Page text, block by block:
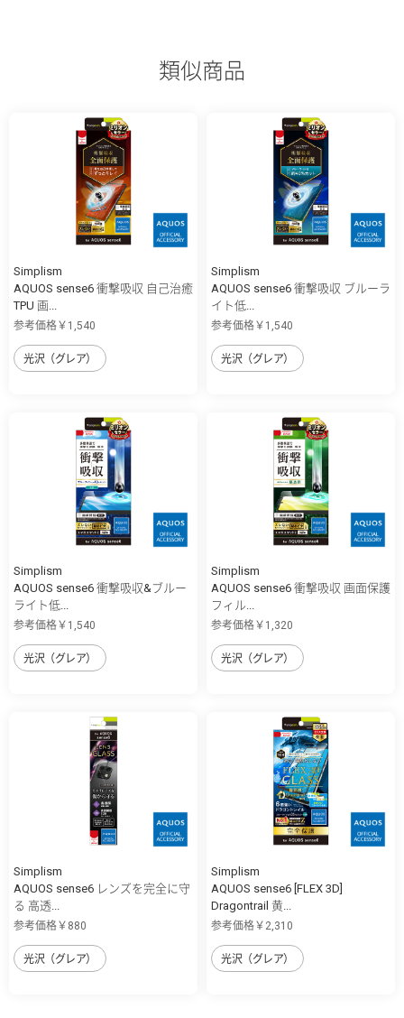
類似商品
Simplism
AQUOS sense6 衝撃吸収 自己治癒
TPU 画...
参考価格￥1,540
光沢（グレア）
Simplism
AQUOS sense6 衝撃吸収 ブルーラ
イト低...
参考価格￥1,540
光沢（グレア）
Simplism
AQUOS sense6 衝撃吸収&ブルー
ライト低...
参考価格￥1,540
光沢（グレア）
Simplism
AQUOS sense6 衝撃吸収 画面保護
フィル...
参考価格￥1,320
光沢（グレア）
Simplism
AQUOS sense6 レンズを完全に守
る 高透...
参考価格￥880
光沢（グレア）
Simplism
AQUOS sense6 [FLEX 3D]
Dragontrail 黄...
参考価格￥2,310
光沢（グレア）